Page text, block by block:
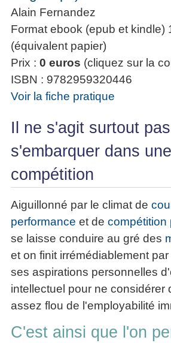
Alain Fernandez
Format ebook (epub et kindle)
(équivalent papier)
Prix : 0 euros (cliquez sur la
ISBN : 9782959320446
Voir la fiche pratique
Il ne s'agit surtout
s'embarquer dans une
compétition
Aiguillonné par le climat de
performance et de compétition
se laisse conduire au gré des
et on finit irrémédiablement
ses aspirations personnelles
intellectuel pour ne considérer
assez flou de l'employabilité
C'est ainsi que l'on